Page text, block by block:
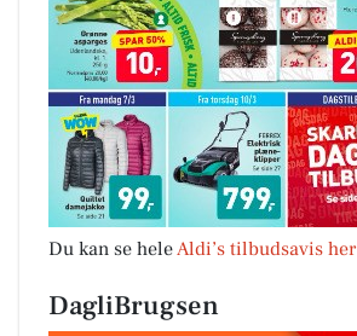
Du kan se heleAldi’s tilbudsavis her
DagliBrugsen